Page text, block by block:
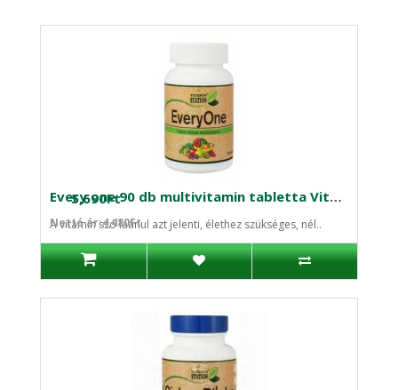
Every one 90 db multivitamin tabletta Vitamin Station
A vitamin szó latinul azt jelenti, élethez szükséges, nél..
5,690Ft
Nettó ár:4,480Ft